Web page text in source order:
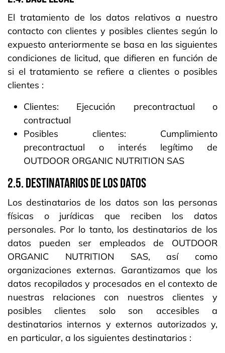
El tratamiento de los datos relativos a nuestro
contacto con clientes y posibles clientes según lo
expuesto anteriormente se basa en las siguientes
condiciones de licitud, que difieren en función de
si el tratamiento se refiere a clientes o posibles
clientes :
Clientes: Ejecución precontractual o
contractual
Posibles clientes: Cumplimiento
precontractual o interés legítimo de
OUTDOOR ORGANIC NUTRITION SAS
2.5. DESTINATARIOS DE LOS DATOS
Los destinatarios de los datos son las personas
físicas o jurídicas que reciben los datos
personales. Por lo tanto, los destinatarios de los
datos pueden ser empleados de OUTDOOR
ORGANIC NUTRITION SAS, así como
organizaciones externas. Garantizamos que los
datos recopilados y procesados en el contexto de
nuestras relaciones con nuestros clientes y
posibles clientes solo son accesibles a
destinatarios internos y externos autorizados y,
en particular, a los siguientes destinatarios :